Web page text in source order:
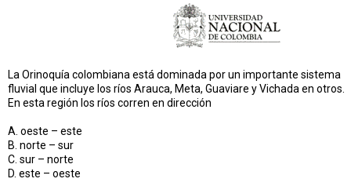
La Orinoquía colombiana está dominada por un importante sistema
fluvial que incluye los ríos Arauca, Meta, Guaviare y Vichada en otros.
En esta región los ríos corren en dirección
A. oeste – este
B. norte – sur
C. sur – norte
D. este – oeste